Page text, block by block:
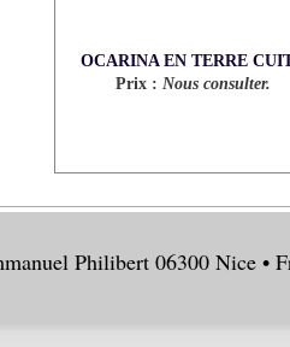
OCARINA EN TERRE
Prix : Nous consulter.
Philibert 06300 Nice •